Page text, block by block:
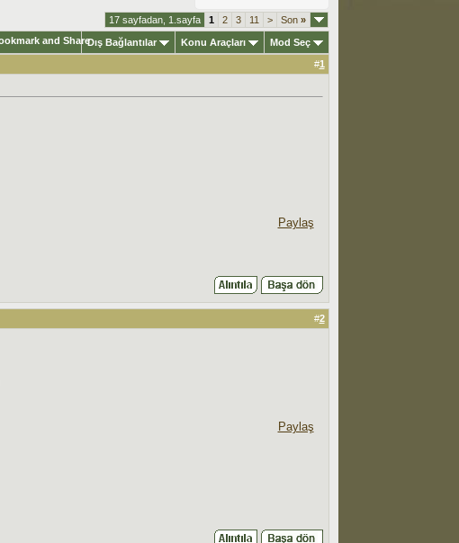
17 sayfadan, 1.sayfa 1 2 3 11 > Son»
Dış Bağlantılar Konu Araçları
Mod Seç
#1
Paylaş
#2
Paylaş